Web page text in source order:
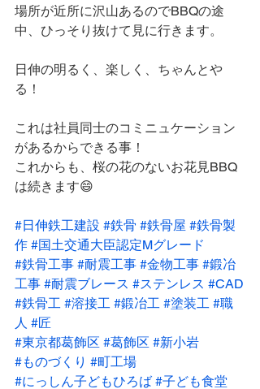
場所が近所に沢山あるのでBBQの途
中、ひっそり抜けて見に行きます。
日伸の明るく、楽しく、ちゃんとや
る！
これは社員同士のコミニュケーション
があるからできる事！
これからも、桜の花のないお花見BBQ
は続きます😄
#日伸鉄工建設 #鉄骨 #鉄骨屋 #鉄骨製
作 #国土交通大臣認定Mグレード
#鉄骨工事 #耐震工事 #金物工事 #鍛冶
工事 #耐震ブレース #ステンレス #CAD
#鉄骨工 #溶接工 #鍛冶工 #塗装工 #職
人 #匠
#東京都葛飾区 #葛飾区 #新小岩
#ものづくり #町工場
#にっしん子どもひろば #子ども食堂